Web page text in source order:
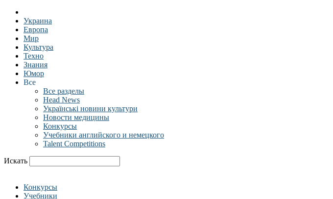
Украина
Европа
Мир
Культура
Техно
Знания
Юмор
Все
Все разделы
Head News
Українські новини культури
Новости медицины
Конкурсы
Учебники английского и немецкого
Talent Competitions
Искать
Конкурсы
Учебники